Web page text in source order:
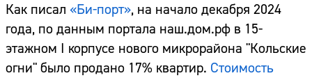
Как писал «Би-порт», на начало декабря 2024
года, по данным портала наш.дом.рф в 15-
этажном I корпусе нового микрорайона "Кольские
огни" было продано 17% квартир. Стоимость